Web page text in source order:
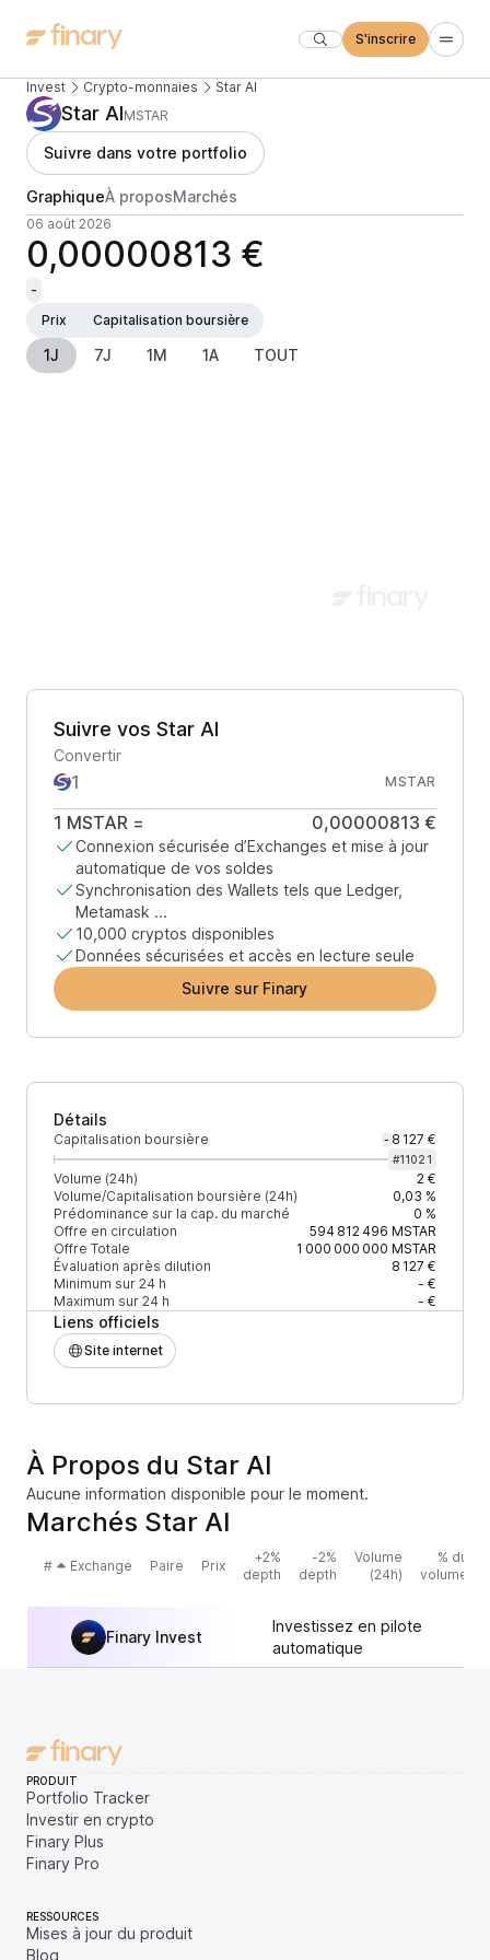
S'inscrire
Invest Crypto-monnaies Star AI
Star AIMSTAR
Suivre dans votre portfolio
GraphiqueÀ proposMarchés
06 août 2026
0,00000813 €
-
Prix
Capitalisation boursière
1J 7J 1M 1A TOUT
Suivre vos Star AI
Convertir
MSTAR
1 MSTAR = 0,00000813 €
Connexion sécurisée d’Exchanges et mise à jour
automatique de vos soldes
Synchronisation des Wallets tels que Ledger,
Metamask ...
10,000 cryptos disponibles
Données sécurisées et accès en lecture seule
Suivre sur Finary
Détails
Capitalisation boursière - 8 127 €
#11021
Volume (24h)
2 €
Volume/Capitalisation boursière (24h)
0,03 %
Prédominance sur la cap. du marché
0 %
Offre en circulation
594 812 496 MSTAR
Offre Totale
1 000 000 000 MSTAR
Évaluation après dilution
8 127 €
Minimum sur 24 h
- €
Maximum sur 24 h
- €
Liens officiels
Site internet
À Propos du Star AI
Aucune information disponible pour le moment.
Marchés Star AI
# Exchange Paire Prix
+2%
depth
-2%
depth
Volume
(24h)
% du
volume
Finary Invest
Investissez en pilote
automatique
PRODUIT
Portfolio Tracker
Investir en crypto
Finary Plus
Finary Pro
RESSOURCES
Mises à jour du produit
Blog